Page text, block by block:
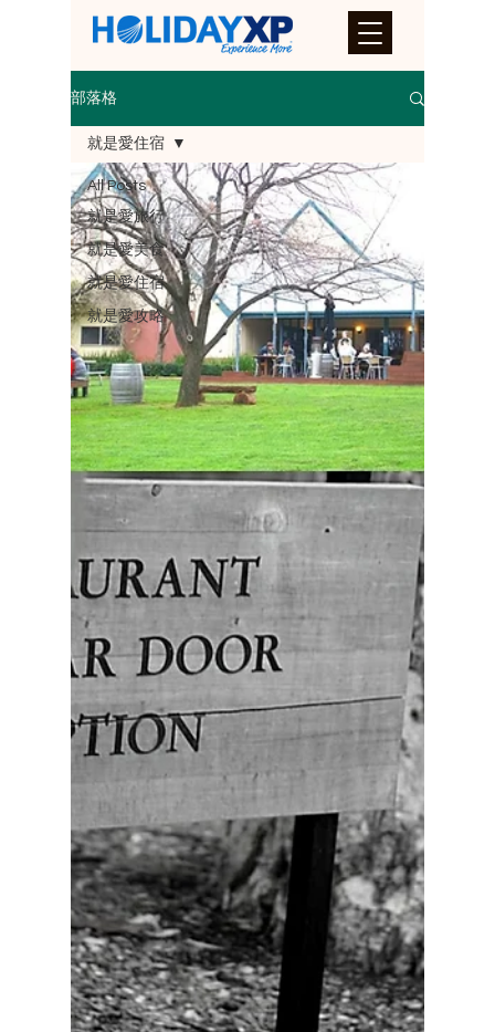
部落格
All Posts
就是愛旅行
就是愛美食
就是愛住宿
就是愛攻略
就是愛住宿